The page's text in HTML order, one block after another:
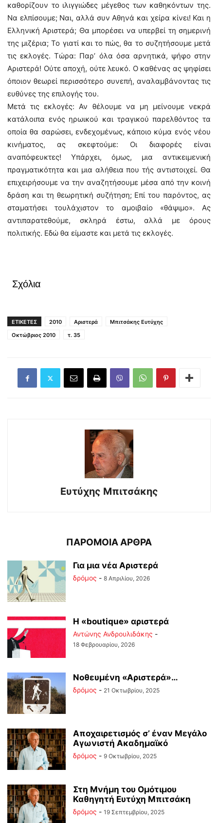
καθορίζουν το ιλιγγιώδες μέγεθος των καθηκόντων της.
Να ελπίσουμε; Ναι, αλλά συν Αθηνά και χείρα κίνει! Και η
Ελληνική Αριστερά; Θα μπορέσει να υπερβεί τη σημερινή
της μιζέρια; Το γιατί και το πώς, θα το συζητήσουμε μετά
τις εκλογές. Τώρα: Παρ’ όλα όσα αρνητικά, ψήφο στην
Αριστερά! Ούτε αποχή, ούτε λευκό. Ο καθένας ας ψηφίσει
όποιον θεωρεί περισσότερο συνεπή, αναλαμβάνοντας τις
ευθύνες της επιλογής του.
Μετά τις εκλογές: Αν θέλουμε να μη μείνουμε νεκρά
κατάλοιπα ενός ηρωικού και τραγικού παρελθόντος τα
οποία θα σαρώσει, ενδεχομένως, κάποιο κύμα ενός νέου
κινήματος, ας σκεφτούμε: Οι διαφορές είναι
αναπόφευκτες! Υπάρχει, όμως, μια αντικειμενική
πραγματικότητα και μια αλήθεια που τής αντιστοιχεί. Θα
επιχειρήσουμε να την αναζητήσουμε μέσα από την κοινή
δράση και τη θεωρητική συζήτηση; Επί του παρόντος, ας
σταματήσει τουλάχιστον το αμοιβαίο «θάψιμο». Ας
αντιπαρατεθούμε, σκληρά έστω, αλλά με όρους
πολιτικής. Εδώ θα είμαστε και μετά τις εκλογές.
Σχόλια
ΕΤΙΚΕΤΕΣ 2010 Αριστερά
Μπιτσάκης Ευτύχης
Οκτώβριος 2010
τ. 35
Ευτύχης Μπιτσάκης
ΠΑΡΟΜΟΙΑ ΑΡΘΡΑ
Για μια νέα Αριστερά
δρόμος - 8 Απριλίου, 2026
Η «boutique» αριστερά
Αντώνης Ανδρουλιδάκης -
18 Φεβρουαρίου, 2026
Νοθευμένη «Αριστερά»…
δρόμος - 21 Οκτωβρίου, 2025
Αποχαιρετισμός σ’ έναν Μεγάλο
Αγωνιστή Ακαδημαϊκό
δρόμος - 9 Οκτωβρίου, 2025
Στη Μνήμη του Ομότιμου
Καθηγητή Ευτύχη Μπιτσάκη
δρόμος - 19 Σεπτεμβρίου, 2025